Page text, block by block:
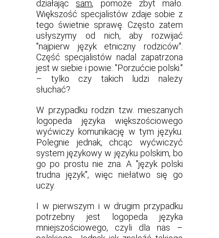
działając sam, pomoże zbyt mało.
Większość specjalistów zdaje sobie z
tego świetnie sprawę. Często zatem
usłyszymy od nich, aby rozwijać
"najpierw język etniczny rodziców".
Część specjalistów nadal zapatrzona
jest w siebie i powie: "Porzućcie polski."
– tylko czy takich ludzi należy
słuchać?
W przypadku rodzin tzw. mieszanych
logopeda języka większościowego
wyćwiczy komunikację w tym języku.
Polegnie jednak, chcąc wyćwiczyć
system językowy w języku polskim, bo
go po prostu nie zna. A "język polski
trudna język", więc niełatwo się go
uczy.
I w pierwszym i w drugim przypadku
potrzebny jest logopeda języka
mniejszościowego, czyli dla nas –